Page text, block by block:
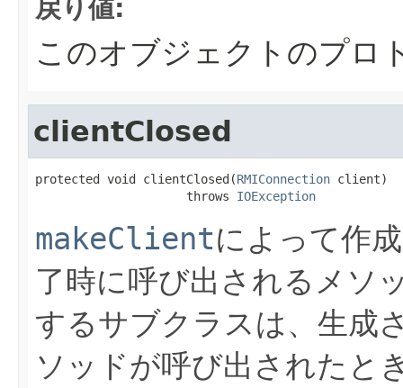
戻り値:
このオブジェクトのプロ
clientClosed
protected void clientClosed(RMIConnection client)
                     throws
IOException
makeClientによって作
了時に呼び出されるメソ
するサブクラスは、生成
ソッドが呼び出されたと